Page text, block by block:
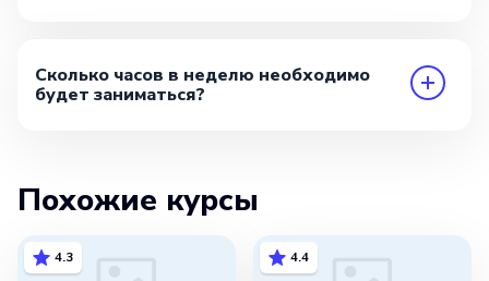
Сколько часов в неделю необходимо
будет заниматься?
Похожие курсы
4.3 4.4